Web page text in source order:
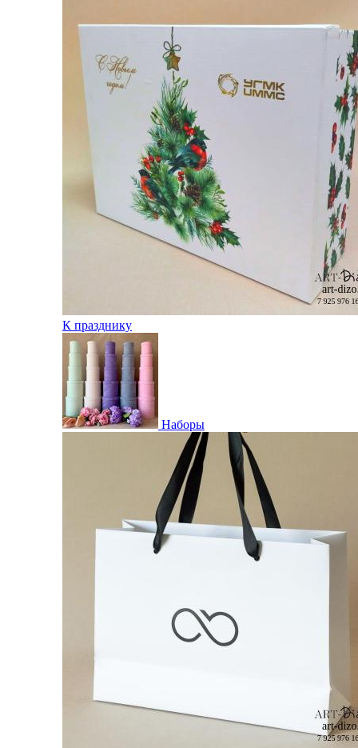
К празднику
Наборы